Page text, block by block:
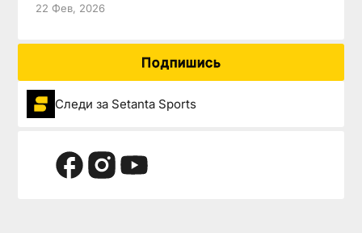
22 Фев, 2026
Подпишись
Следи за Setanta Sports